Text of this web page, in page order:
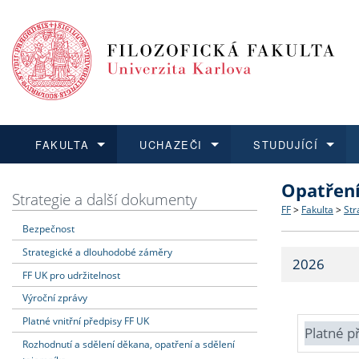
FAKULTA
Dozvědět se více
Struktura
Strategie
Fakultní
UCHAZEČI
Podat přihlášku
Co
Učitelské
STUDUJÍCÍ
Dozvědět se více
Dozvědět se více
O vědě a
Dozvědět se více
Aktuální
Strategie a další dokumenty
Bezpečnost
Strategické a dlouhodobé záměry
FF UK pro udržitelnost
Výroční zprávy
Platné vnitřní předpisy FF UK
Rozhodnutí a sdělení děkana, opatření a sdělení
FF > Fakulta >
2026
Platné